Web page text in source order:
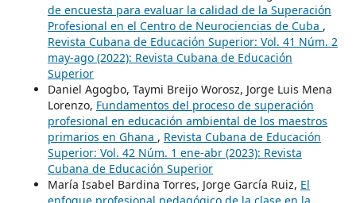
de encuesta para evaluar la calidad de la Superación
Profesional en el Centro de Neurociencias de Cuba ,
Revista Cubana de Educación Superior: Vol. 41 Núm. 2
may-ago (2022): Revista Cubana de Educación
Superior
Daniel Agogbo, Taymi Breijo Worosz, Jorge Luis Mena
Lorenzo, Fundamentos del proceso de superación
profesional en educación ambiental de los maestros
primarios en Ghana , Revista Cubana de Educación
Superior: Vol. 42 Núm. 1 ene-abr (2023): Revista
Cubana de Educación Superior
María Isabel Bardina Torres, Jorge García Ruiz, El
enfoque profesional pedagógico de la clase en la